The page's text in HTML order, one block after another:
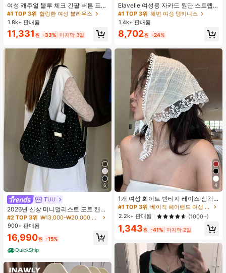
여성 캐주얼 블루 체크 긴팔 버튼 프론
트 폴리에스터 셔츠, 레귤러 핏, 봄 의
류, 편안한 스타일
#1 TOP 3위 헐렁한 여성 블라우스
1.8k+ 판매됨
11,331 원 -33% 마지막 3일
6
TUU
2026년 신상 미니멀리스트 도트 캔버
스 토트백, 대용량 캐주얼 다용도 통근
숄더 핸드백
#2 TOP 3위
₩13,000-₩20,000 여성 숄더백
900+ 판매됨
16,990원 -15%
QuickShip
Elavelle 여성용 자카드 원단 스트랩
불가사리 장식 홀터 탑, 봄/여름에 적
합 (탑만 포함, 반바지 미포함)
#1 TOP 3위 해변 여성 탱키니스
1.4k+ 판매됨
8,702원 -24%
4
1개 여성 화이트 빈티지 레이스 삼각
형 스카프 머리띠, 세련되고 다재다능
한 인조 진주 장식 플로럴 헤어밴드,
일상복, 파티, 메이크업 및 의류 매칭
에 적합, 훌륭한 헤어 액세서리 보헤미
안, 학교 발렌타인 데이 발렌타인 터번
겨울 헤어 밴드 여성용 헤어 액세서리
휴가 의상 여성 여성 반다나 부드러운
헤드랩 발렌타인 선물 여름 의상
#1 TOP 3위
거의 매진!
#1 TOP 3위
베이직 헤어밴드 여성 헤어 액세서리
거의 매진!
#1 TOP 3위
베이직 헤어밴드 여성 헤어 액세서리
거의 매진!
#1 TOP 3위
베이직 헤어밴드 여성 헤어 액세서리
거의 매진!
2.2k+ 판매됨 (1000+)
1,343원 -41% 마지막 2일